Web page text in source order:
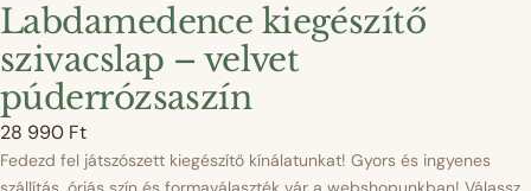
Labdamedence kiegészítő
szivacslap – velvet
púderrózsaszín
28 990 Ft
Fedezd fel játszószett kiegészítő kínálatunkat! Gyors és ingyenes